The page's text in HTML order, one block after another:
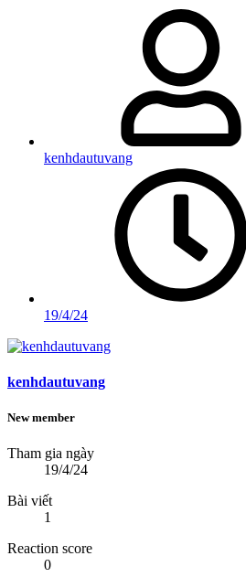
kenhdautuvang
19/4/24
kenhdautuvang
New member
Tham gia ngày
19/4/24
Bài viết
1
Reaction score
0